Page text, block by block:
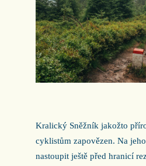
Kralický Sněžník jakožto
cyklistům zapovězen. Na
nastoupit ještě před hranicí